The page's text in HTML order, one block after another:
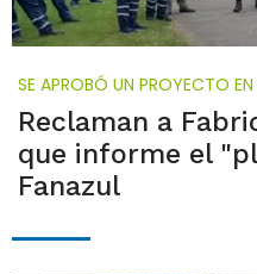
SE APROBÓ UN PROYECTO
Reclaman a
que informe el
Fanazul